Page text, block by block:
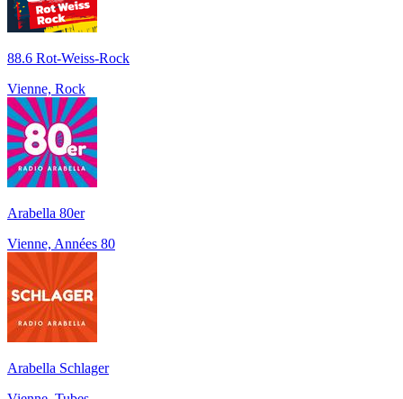
88.6 Rot-Weiss-Rock
Vienne, Rock
Arabella 80er
Vienne, Années 80
Arabella Schlager